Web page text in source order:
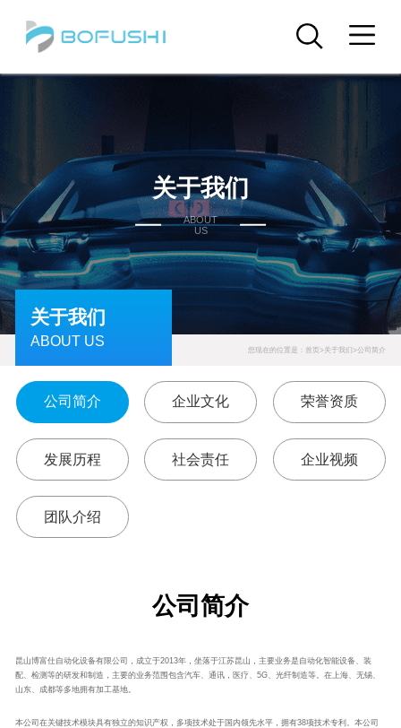
关于我们
ABOUT
US
关于我们
ABOUT US
您现在的位置是： 首页> 关于我们>公司简介
公司简介 企业文化 荣誉资质
发展历程 社会责任 企业视频
团队介绍
公司简介
昆山博富仕自动化设备有限公司，成立于2013年，坐落于江苏昆山，主要业务是自动化智能设备、装
配、检测等的研发和制造，主要的业务范围包含汽车、通讯，医疗、5G、光纤制造等。在上海、无锡、
山东、成都等多地拥有加工基地。
本公司在关键技术模块具有独立的知识产权，多项技术处于国内领先水平，拥有38项技术专利。本公司